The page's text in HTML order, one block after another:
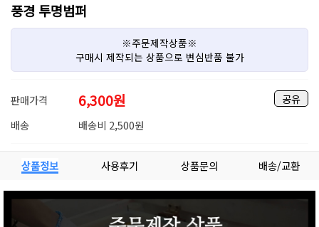
풍경 투명범퍼
※주문제작상품※
구매시 제작되는 상품으로 변심반품 불가
공유
판매가격 6,300원
배송 배송비 2,500원
상품정보 사용후기 상품문의 배송/교환